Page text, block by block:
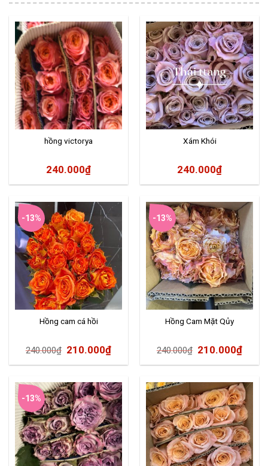
hồng victorya
240.000₫
Xám Khói
240.000₫
-13%
Hồng cam cá hồi
240.000₫ 210.000₫
-13%
Hồng Cam Mặt Qủy
240.000₫ 210.000₫
-13%